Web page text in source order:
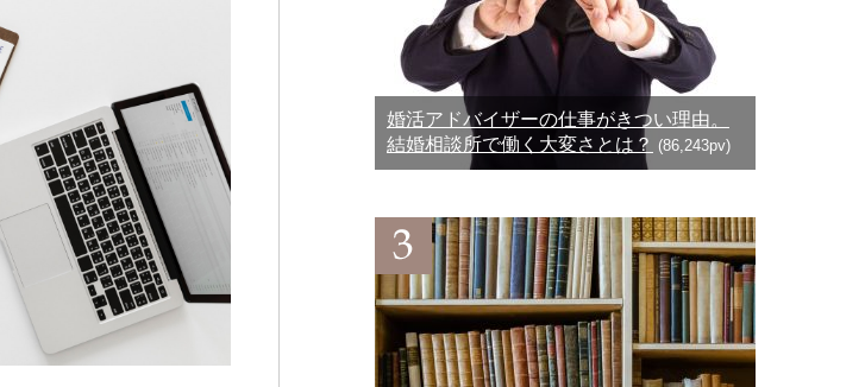
婚活アドバイザーの仕事がきつい理由。
結婚相談所で働く大変さとは？ (86,243pv)